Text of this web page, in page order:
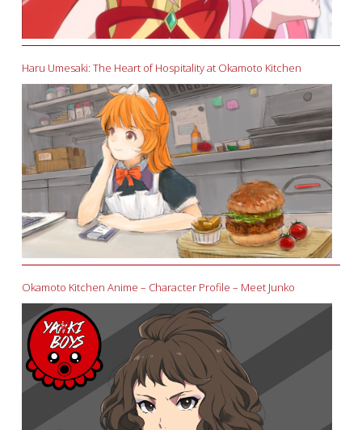
Haru Umesaki: The Heart of Hospitality at Okamoto Kitchen
Okamoto Kitchen Anime – Character Profile – Meet Junko